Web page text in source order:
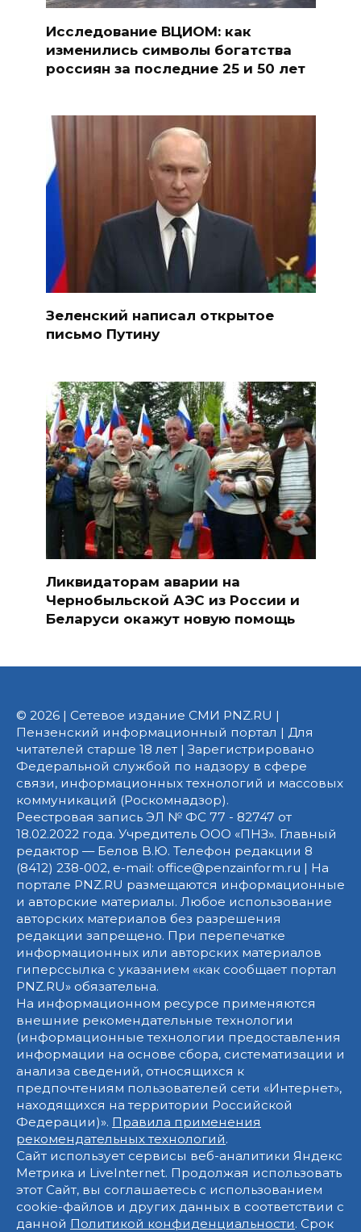
Исследование ВЦИОМ: как
изменились символы богатства
россиян за последние 25 и 50 лет
Зеленский написал открытое
письмо Путину
Ликвидаторам аварии на
Чернобыльской АЭС из России и
Беларуси окажут новую помощь
© 2026 | Сетевое издание СМИ PNZ.RU |
Пензенский информационный портал | Для
читателей старше 18 лет | Зарегистрировано
Федеральной службой по надзору в сфере
связи, информационных технологий и массовых
коммуникаций (Роскомнадзор).
Реестровая запись ЭЛ № ФС 77 - 82747 от
18.02.2022 года. Учредитель ООО «ПНЗ». Главный
редактор — Белов В.Ю. Телефон редакции 8
(8412) 238-002, e-mail: office@penzainform.ru | На
портале PNZ.RU размещаются информационные
и авторские материалы. Любое использование
авторских материалов без разрешения
редакции запрещено. При перепечатке
информационных или авторских материалов
гиперссылка с указанием «как сообщает портал
PNZ.RU» обязательна.
На информационном ресурсе применяются
внешние рекомендательные технологии
(информационные технологии предоставления
информации на основе сбора, систематизации и
анализа сведений, относящихся к
предпочтениям пользователей сети «Интернет»,
находящихся на территории Российской
Федерации)». Правила применения
рекомендательных технологий.
Сайт использует сервисы веб-аналитики Яндекс
Метрика и LiveInternet. Продолжая использовать
этот Сайт, вы соглашаетесь с использованием
cookie-файлов и других данных в соответствии с
данной Политикой конфиденциальности. Срок